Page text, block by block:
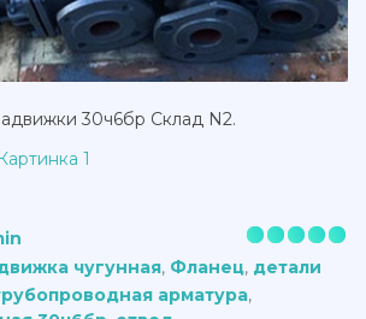
30ч6бр Склад N2.
Картинка 1
чугунная, Фланец, детали
арматура,